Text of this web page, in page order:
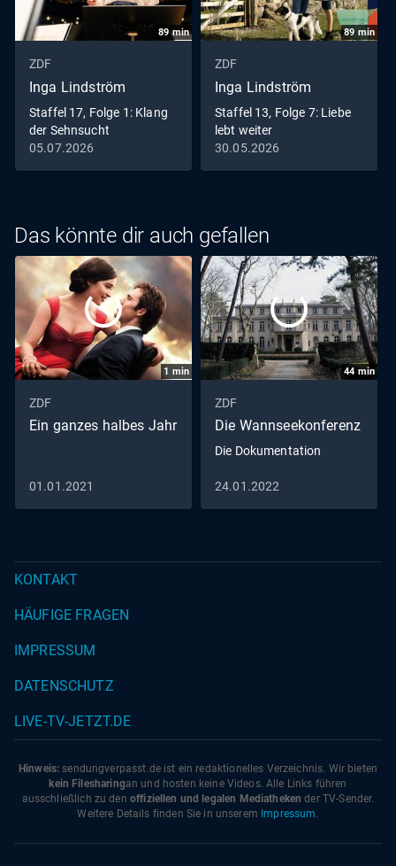
89min
ZDF
Inga Lindström
Staffel 17, Folge 1: Klang
der Sehnsucht
05.07.2026
89 min
ZDF
Inga Lindström
Staffel 13, Folge 7: Liebe
lebt weiter
30.05.2026
Das könnte dir auch gefallen
1 min
ZDF
Ein ganzes halbes Jahr
01.01.2021
44 min
ZDF
Die Wannseekonferenz
Die Dokumentation
24.01.2022
KONTAKT
HÄUFIGE FRAGEN
IMPRESSUM
DATENSCHUTZ
LIVE-TV-JETZT.DE
Hinweis: sendungverpasst.de ist ein redaktionelles Verzeichnis. Wir bieten
kein Filesharingan und hosten keine Videos. Alle Links führen
ausschließlich zu den offiziellen und legalen Mediatheken der TV-Sender.
Weitere Details finden Sie in unserem Impressum.